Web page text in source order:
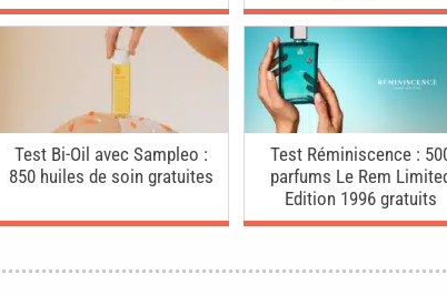
Test Bi-Oil avec Sampleo :
850 huiles de soin gratuites
Test Réminiscence :
parfums Le Rem
Edition 1996 gratuits